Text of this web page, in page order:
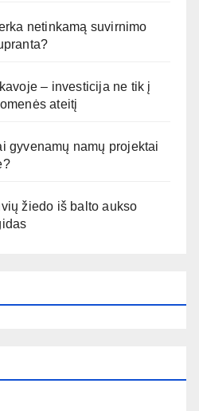
netinkamą suvirnimo
– investicija ne tik į
ateitį
gyvenamų namų projektai
žiedo iš balto aukso